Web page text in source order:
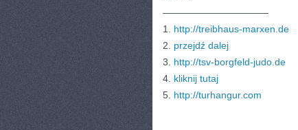
———————————
1. http://treibhaus-marxen.de
2. przejdź dalej
3. http://tsv-borgfeld-judo.de
4. kliknij tutaj
5. http://turhangur.com